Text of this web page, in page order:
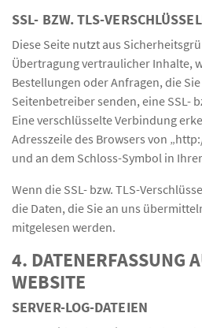
SSL- BZW. TLS-
Diese Seite nutzt aus
Übertragung vertraulicher Inhalte,
Bestellungen oder Anfragen, die
Seitenbetreiber senden, eine SSL-
Eine verschlüsselte Verbindung
Adresszeile des Browsers von
und an dem Schloss-Symbol in
Wenn die SSL- bzw. TLS-
die Daten, die Sie an uns
mitgelesen werden.
4. DATENERFASSUNG
WEBSITE
SERVER-LOG-DATEIEN